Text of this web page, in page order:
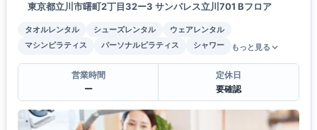
東京都立川市曙町2丁目32ー3 サンパレス立川701 Bフロア
タオルレンタル シューズレンタル
ウェアレンタル
マシンピラティス
パーソナルピラティス シャワー もっと見る
営業時間
ー
定休日
要確認